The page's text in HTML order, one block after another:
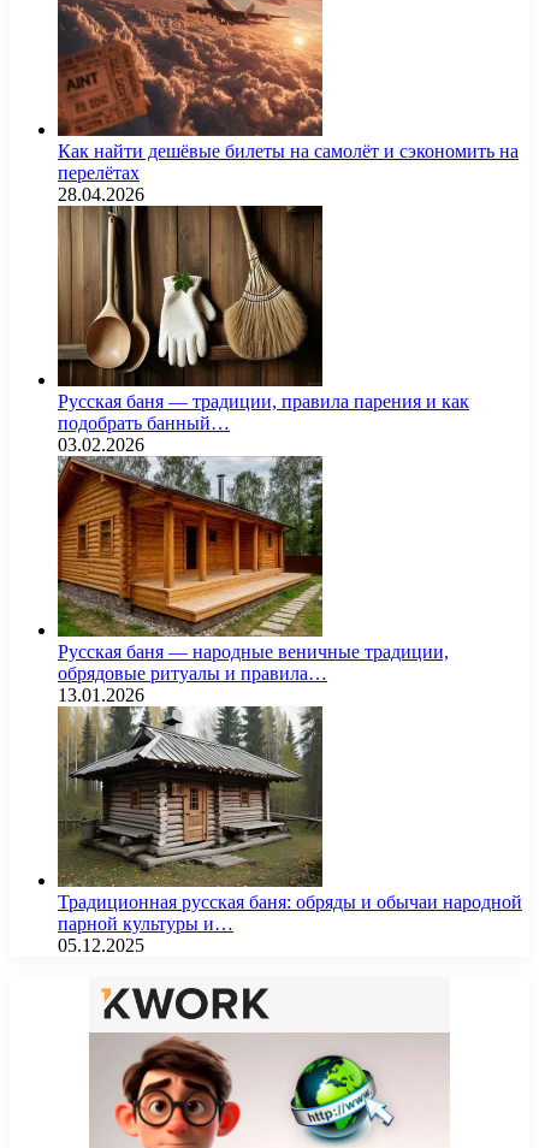
Как найти дешёвые билеты на самолёт и сэкономить на
перелётах
28.04.2026
Русская баня — традиции, правила парения и как
подобрать банный…
03.02.2026
Русская баня — народные веничные традиции,
обрядовые ритуалы и правила…
13.01.2026
Традиционная русская баня: обряды и обычаи народной
парной культуры и…
05.12.2025